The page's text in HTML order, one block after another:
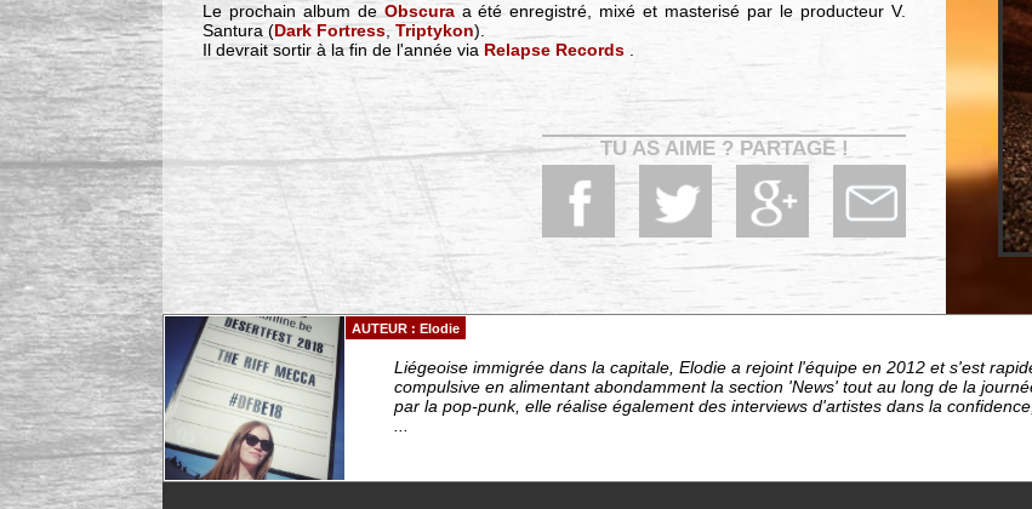
Le prochain album deObscuraa été enregistré, mixé et masterisé par le producteur V.
Santura (Dark Fortress, Triptykon).
Il devrait sortir à la fin de l'année via Relapse Records.
TU AS AIME ? PARTAGE !
AUTEUR : Elodie
Liégeoise immigrée dans la capitale, Elodie a rejoint l'équipe en 2012 et s'est
compulsive en alimentant abondamment la section 'News' tout au long de la
par la pop-punk, elle réalise également des interviews d'artistes dans la
...